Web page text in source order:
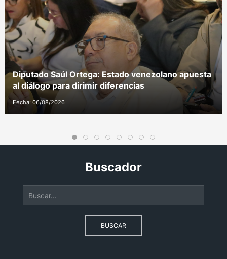
Diputado Saúl Ortega: Estado venezolano apuesta
al diálogo para dirimir diferencias
Fecha: 06/08/2026
Buscador
BUSCAR